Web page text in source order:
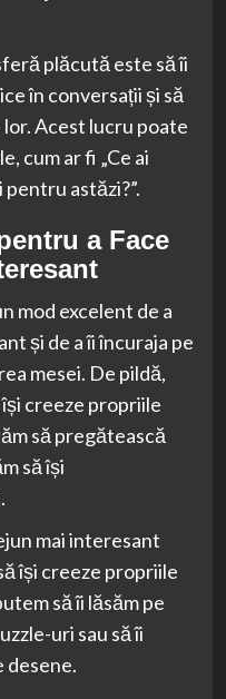
plăcută este să îi
în conversații și să
Acest lucru poate
cum ar fi „Ce ai
pentru astăzi?”.
a Face
mod excelent de a
și de a îi încuraja pe
mesei. De pildă,
își creeze propriile
să pregătească
să își
mai interesant
își creeze propriile
să îi lăsăm pe
uri sau să îi
desene.